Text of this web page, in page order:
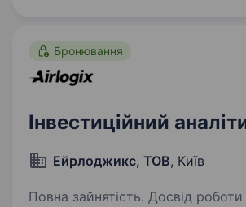
Бронювання
Інвестиційний
Ейрлоджикс, ТОВ, Київ
Повна зайнятість. Досвід роботи